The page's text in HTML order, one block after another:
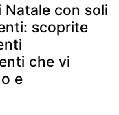
Natale con soli
scoprite
che vi
e